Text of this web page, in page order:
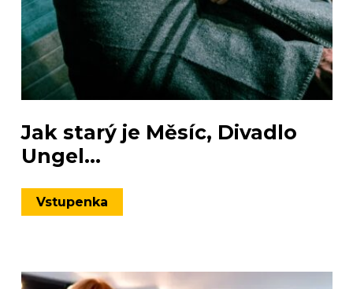
Jak starý je Měsíc, Divadlo
Ungel...
Vstupenka